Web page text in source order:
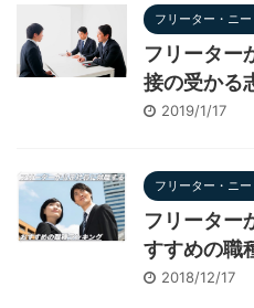
フリーター・ニ
フリーター
接の受かる
2019/1/17
フリーター・ニ
フリーター
すすめの職
2018/12/17